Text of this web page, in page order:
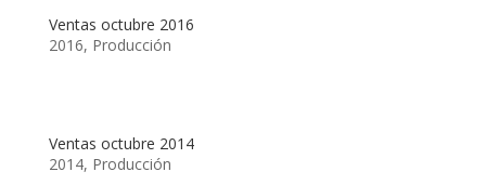
Ventas octubre 2016
2016, Producción
Ventas octubre 2014
2014, Producción